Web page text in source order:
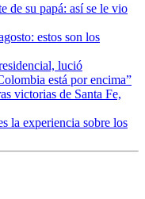
de su papá: así se le vio
estos son los
lució
está por encima”
victorias de Santa Fe,
la experiencia sobre los